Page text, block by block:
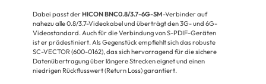
Dabei passt derHICON BNC0.8/3.7-6G-SM-Verbinder auf
nahezu alle 0.8/3.7-Videokabel und überträgt den 3G- und 6G-
Videostandard. Auch für die Verbindung von S-PDIF-Geräten
ist er prädestiniert. Als Gegenstück empfiehlt sich das robuste
SC-VECTOR (600-0162), das sich hervorragend für die sichere
Datenübertragung über längere Strecken eignet und einen
niedrigen Rückflusswert (Return Loss) garantiert.